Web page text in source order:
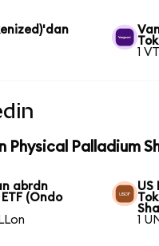
1
Palladium
abrdn
(Ondo
US
1